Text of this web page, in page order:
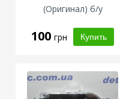
(Оригинал) б/у
100грн